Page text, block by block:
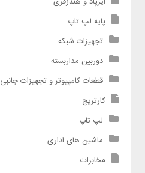
پایه لپ تاپ
تجهیزات شبکه
دوربین مداربسته
قطعات کامپیوتر و تجهیزات جانبی
کارتریج
لپ تاپ
ماشین های اداری
مخابرات